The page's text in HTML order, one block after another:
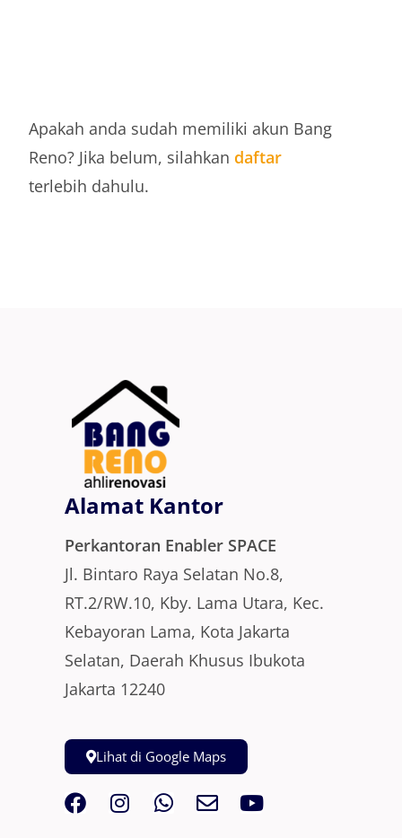
Apakah anda sudah memiliki akun Bang
Reno? Jika belum, silahkan daftar
terlebih dahulu.
Alamat Kantor
Perkantoran Enabler SPACE
Jl. Bintaro Raya Selatan No.8,
RT.2/RW.10, Kby. Lama Utara, Kec.
Kebayoran Lama, Kota Jakarta
Selatan, Daerah Khusus Ibukota
Jakarta 12240
Lihat di Google Maps